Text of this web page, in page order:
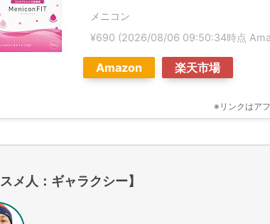
メニコン
¥690 (2026/08/06 09:50:34時点
Amazon 楽天市場
※リンクはア
メ人：ギャラクシー】